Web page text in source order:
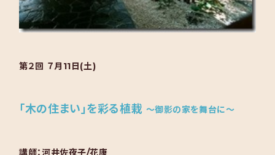
第２回 ７月11日(土)
「木の住まい」を彩る植栽 ～御影の家を舞台に～
講師：河井佐夜子/花康